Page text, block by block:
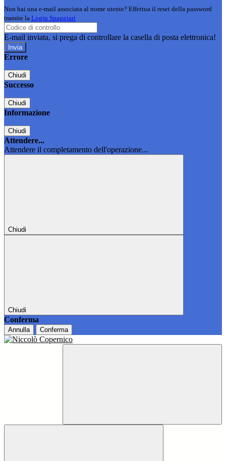
Non hai una e-mail associata al nome utente? Effettua il reset della password
tramite la Login Spaggiari
E-mail inviata, si prega di controllare la casella di posta elettronica!
Errore
Chiudi
Successo
Chiudi
Informazione
Chiudi
Attendere...
Attendere il completamento dell'operazione...
Chiudi
Chiudi
Conferma
Annulla Conferma